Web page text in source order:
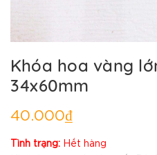
Khóa hoa vàng
34x60mm
40.000₫
Tình trạng: Hết hàng